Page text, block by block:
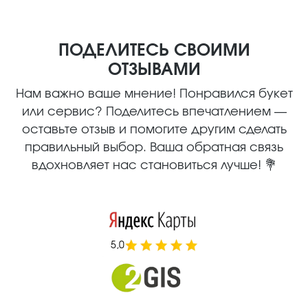
ПОДЕЛИТЕСЬ СВОИМИ
ОТЗЫВАМИ
Нам важно ваше мнение! Понравился букет
или сервис? Поделитесь впечатлением —
оставьте отзыв и помогите другим сделать
правильный выбор. Ваша обратная связь
вдохновляет нас становиться лучше! 💐
5,0